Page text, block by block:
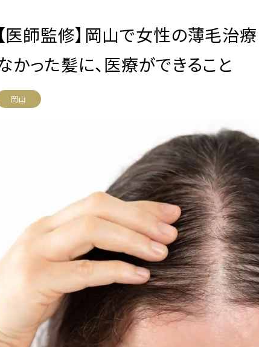
【医師監修】岡山で女性の薄毛治
かった髪に、医療ができること
岡山